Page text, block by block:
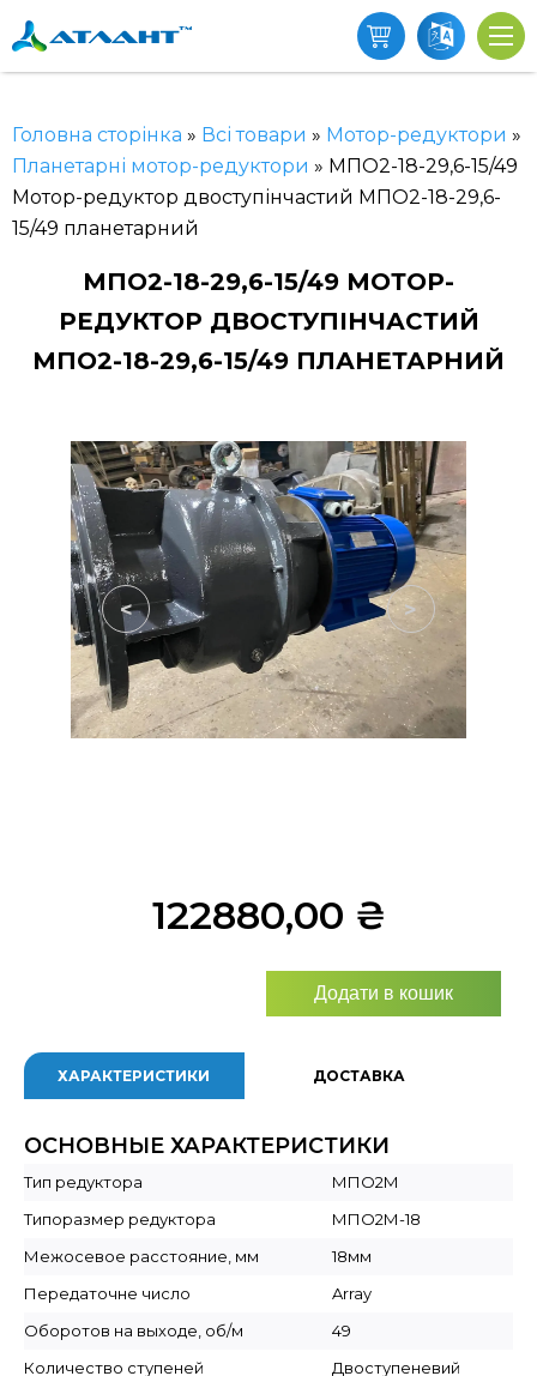
Головна сторінка » Всі товари » Мотор-редуктори »
Планетарні мотор-редуктори » МПО2-18-29,6-15/49
Мотор-редуктор двоступінчастий МПО2-18-29,6-
15/49 планетарний
МПО2-18-29,6-15/49 МОТОР-
РЕДУКТОР ДВОСТУПІНЧАСТИЙ
МПО2-18-29,6-15/49 ПЛАНЕТАРНИЙ
< >
122880,00 ₴
Додати в кошик
ХАРАКТЕРИСТИКИ ДОСТАВКА
ОСНОВНЫЕ ХАРАКТЕРИСТИКИ
Тип редуктора
МПО2М
Типоразмер редуктора
МПО2М-18
Межосевое расстояние, мм
18мм
Передаточне число
Array
Оборотов на выходе, об/м
49
Количество ступеней
Двоступеневий